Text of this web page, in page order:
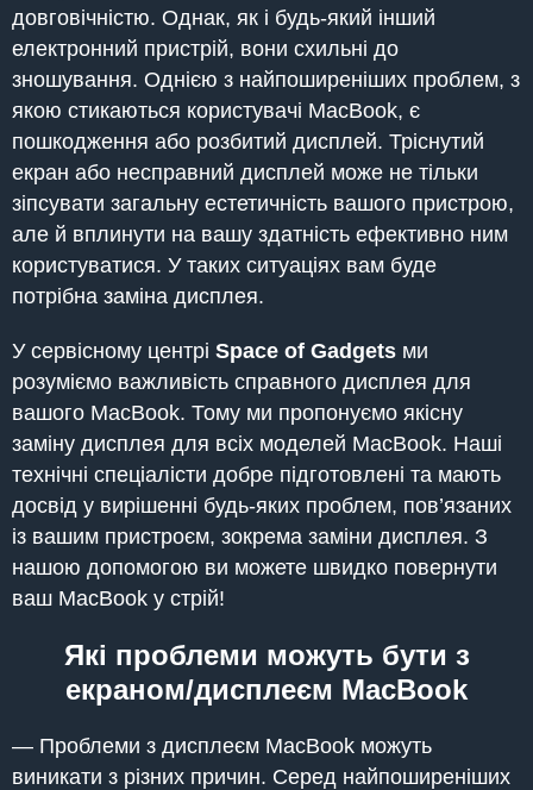
довговічністю. Однак, як і будь-який інший
електронний пристрій, вони схильні до
зношування. Однією з найпоширеніших проблем, з
якою стикаються користувачі MacBook, є
пошкодження або розбитий дисплей. Тріснутий
екран або несправний дисплей може не тільки
зіпсувати загальну естетичність вашого пристрою,
але й вплинути на вашу здатність ефективно ним
користуватися. У таких ситуаціях вам буде
потрібна заміна дисплея.
У сервісному центрі Space of Gadgets ми
розуміємо важливість справного дисплея для
вашого MacBook. Тому ми пропонуємо якісну
заміну дисплея для всіх моделей MacBook. Наші
технічні спеціалісти добре підготовлені та мають
досвід у вирішенні будь-яких проблем, пов’язаних
із вашим пристроєм, зокрема заміни дисплея. З
нашою допомогою ви можете швидко повернути
ваш MacBook у стрій!
Які проблеми можуть бути з
екраном/дисплеєм MacBook
— Проблеми з дисплеєм MacBook можуть
виникати з різних причин. Серед найпоширеніших